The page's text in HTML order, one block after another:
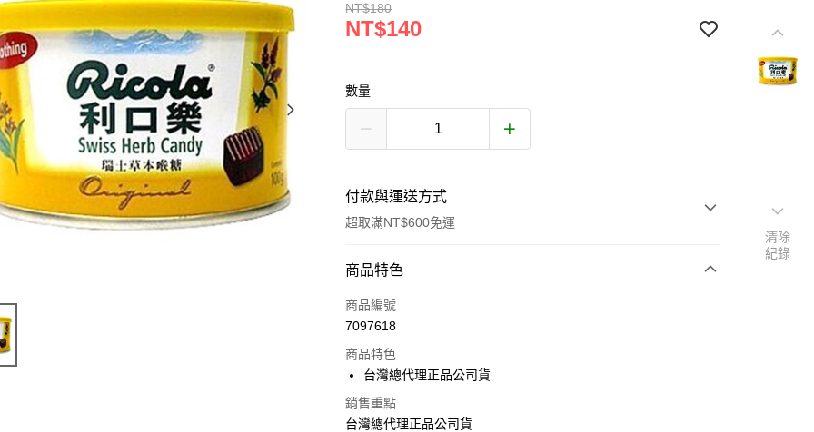
NT$180
NT$140
數量
付款與運送方式
超取滿NT$600免運
付款方式
信用卡一次付款
LINE Pay
Apple Pay
商品特色
商品編號
7097618
商品特色
台灣總代理正品公司貨
銷售重點
台灣總代理正品公司貨
清除
紀錄